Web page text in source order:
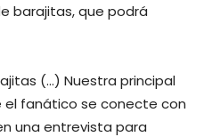
barajitas, que podrá
(…) Nuestra principal
el fanático se conecte con
una entrevista para